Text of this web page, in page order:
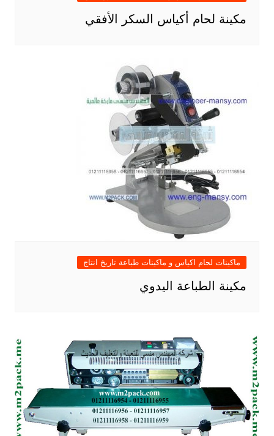
مكينة لحام أكياس السكر الأفقي
ماكينات لحام اكياس و ماكينات طباعة تاريخ انتاج
مكينة الطباعة اليدوي